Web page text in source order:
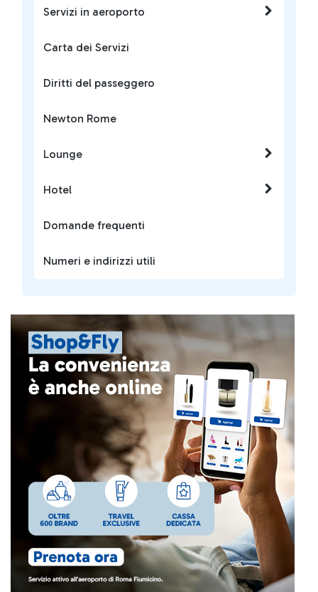
Servizi in aeroporto
Carta dei Servizi
Diritti del passeggero
Newton Rome
Lounge
Hotel
Domande frequenti
Numeri e indirizzi utili